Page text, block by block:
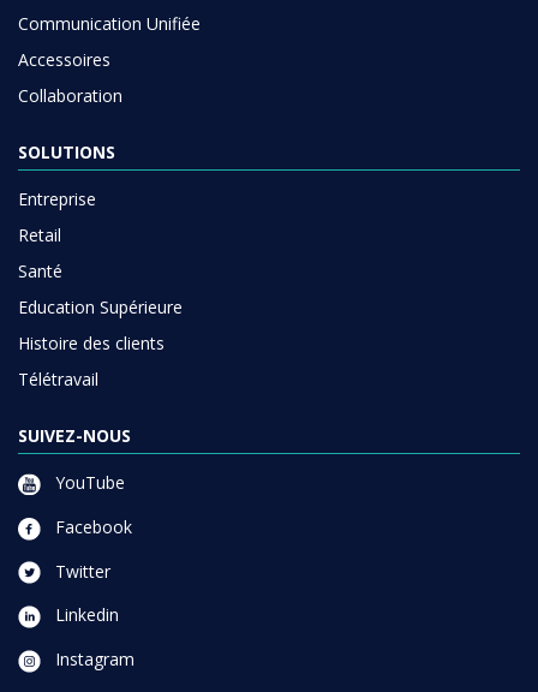
Communication Unifiée
Accessoires
Collaboration
SOLUTIONS
Entreprise
Retail
Santé
Education Supérieure
Histoire des clients
Télétravail
SUIVEZ-NOUS
YouTube
Facebook
Twitter
Linkedin
Instagram